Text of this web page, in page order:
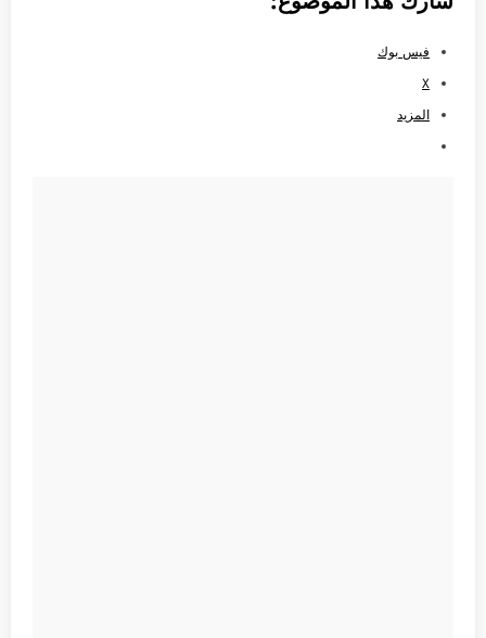
فيس بوك
X
المزيد